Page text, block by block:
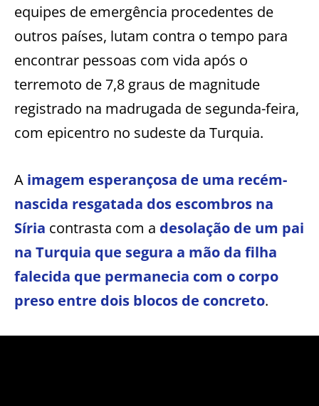
equipes de emergência procedentes de
outros países, lutam contra o tempo para
encontrar pessoas com vida após o
terremoto de 7,8 graus de magnitude
registrado na madrugada de segunda-feira,
com epicentro no sudeste da Turquia.
A imagem esperançosa de uma recém-
nascida resgatada dos escombros na
Síria contrasta com a desolação de um pai
na Turquia que segura a mão da filha
falecida que permanecia com o corpo
preso entre dois blocos de concreto.